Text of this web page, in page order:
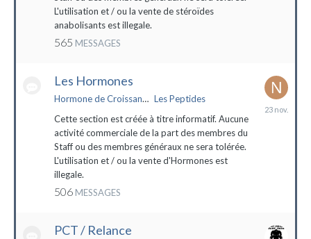
L'utilisation et / ou la vente de stéroïdes
anabolisants est illegale.
565 MESSAGES
Les Hormones
Hormone de Croissance (HGH) Les Peptides
Cette section est créée à titre informatif. Aucune
activité commerciale de la part des membres du
Staff ou des membres généraux ne sera tolérée.
L'utilisation et / ou la vente d'Hormones est
illegale.
506 MESSAGES
23
PCT / Relance